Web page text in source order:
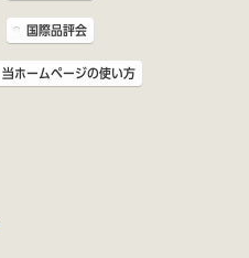
国際品評会
当ホームページの使い方